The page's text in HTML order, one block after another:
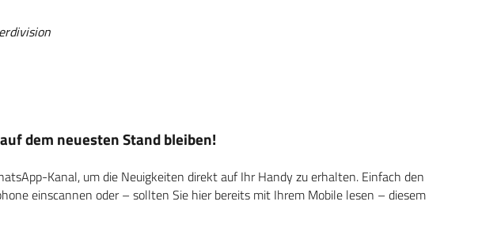
dem neuesten Stand bleiben!
Kanal, um die Neuigkeiten direkt auf Ihr Handy zu erhalten. Einfach den
einscannen oder – sollten Sie hier bereits mit Ihrem Mobile lesen – diesem